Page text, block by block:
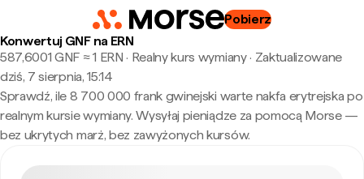
Pobierz
Konwertuj GNF na ERN
587,6001 GNF ≈ 1 ERN · Realny kurs wymiany· Zaktualizowane
dziś, 7 sierpnia, 15:14
Sprawdź, ile 8 700 000 frank gwinejski warte nakfa erytrejska po
realnym kursie wymiany. Wysyłaj pieniądze za pomocą Morse —
bez ukrytych marż, bez zawyżonych kursów.